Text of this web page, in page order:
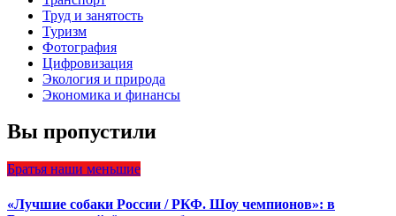
Труд и занятость
Туризм
Фотография
Цифровизация
Экология и природа
Экономика и финансы
Вы пропустили
Братья наши меньшие
«Лучшие собаки России / РКФ. Шоу чемпионов»: в